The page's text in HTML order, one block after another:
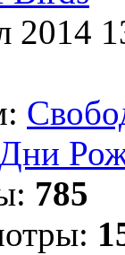
2014
785